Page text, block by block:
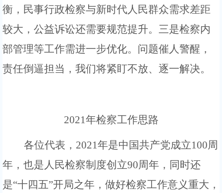
衡，民事行政检察与新时代人民群众需求差距
较大，公益诉讼还需要规范提升。三是检察内
部管理等工作需进一步优化。问题催人警醒，
责任倒逼担当，我们将紧盯不放、逐一解决。
2021年检察工作思路
各位代表， 2021年是中国共产党成立100周
年，也是人民检察制度创立90周年，同时还
是“十四五”开局之年，做好检察工作意义重大，